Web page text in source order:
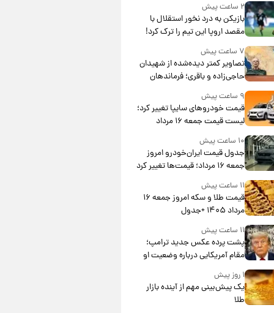
۲ ساعت پیش
بازیکن به درد نخور استقلال با
مقصد اروپا این تیم را ترک کرد!
۷ ساعت پیش
تصاویر کمتر دیده‌شده از شهیدان
حاجی‌زاده و باقری؛ فرماندهان
۹ ساعت پیش
قیمت خودروهای سایپا تغییر کرد؛
لیست قیمت جمعه ۱۶ مرداد
منتشر شد
۱۰ ساعت پیش
جدول قیمت ایران‌خودرو امروز
جمعه ۱۶ مرداد؛ قیمت‌ها تغییر کرد
۱۱ ساعت پیش
قیمت طلا و سکه امروز جمعه ۱۶
مرداد ۱۴۰۵ +جدول
۱۱ ساعت پیش
پشت پرده عکس جدید ترامپ؛
مقام آمریکایی درباره وضعیت او
چه گفت؟
۱ روز پیش
یک پیش‌بینی مهم از آینده بازار
طلا